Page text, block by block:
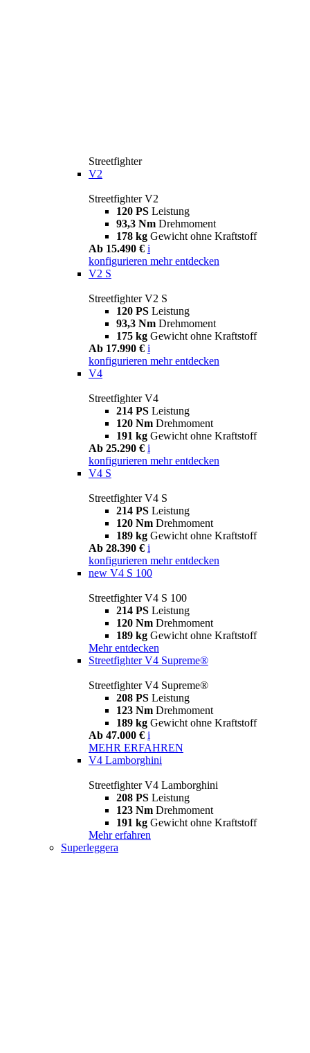
Streetfighter
V2
Streetfighter V2
120 PS Leistung
93,3 Nm Drehmoment
178 kg Gewicht ohne Kraftstoff
Ab 15.490 € i
konfigurieren mehr entdecken
V2 S
Streetfighter V2 S
120 PS Leistung
93,3 Nm Drehmoment
175 kg Gewicht ohne Kraftstoff
Ab 17.990 € i
konfigurieren mehr entdecken
V4
Streetfighter V4
214 PS Leistung
120 Nm Drehmoment
191 kg Gewicht ohne Kraftstoff
Ab 25.290 € i
konfigurieren mehr entdecken
V4 S
Streetfighter V4 S
214 PS Leistung
120 Nm Drehmoment
189 kg Gewicht ohne Kraftstoff
Ab 28.390 € i
konfigurieren mehr entdecken
new V4 S 100
Streetfighter V4 S 100
214 PS Leistung
120 Nm Drehmoment
189 kg Gewicht ohne Kraftstoff
Mehr entdecken
Streetfighter V4 Supreme®
Streetfighter V4 Supreme®
208 PS Leistung
123 Nm Drehmoment
189 kg Gewicht ohne Kraftstoff
Ab 47.000 € i
MEHR ERFAHREN
V4 Lamborghini
Streetfighter V4 Lamborghini
208 PS Leistung
123 Nm Drehmoment
191 kg Gewicht ohne Kraftstoff
Mehr erfahren
Superleggera